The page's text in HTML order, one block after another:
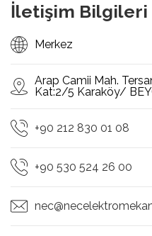
İletişim Bilgileri
Merkez
Arap Camii Mah.
Kat:2/5 Karaköy/
+90 212 830 01 08
+90 530 524 26 00